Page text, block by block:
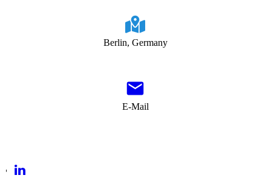
Berlin, Germany
E-Mail